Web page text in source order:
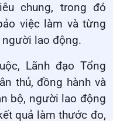
chung, trong đó
việc làm và từng
lao động.
Lãnh đạo Tổng
thủ, đồng hành và
bộ, người lao động
quả làm thước đo,